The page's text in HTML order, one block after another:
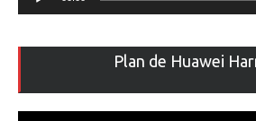
Plan de Huawei